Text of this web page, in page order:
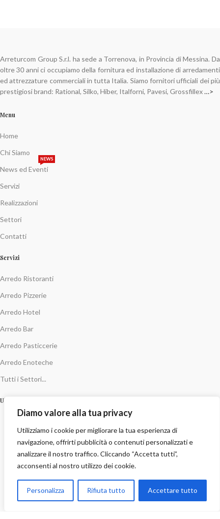
Diamo valore alla tua privacy
Utilizziamo i cookie per migliorare la tua esperienza di
navigazione, offrirti pubblicità o contenuti personalizzati e
analizzare il nostro traffico. Cliccando “Accetta tutti”,
acconsenti al nostro utilizzo dei cookie.
Personalizza Rifiuta tutto Accettare tutto
Arreturcom Group S.r.l. ha sede a Torrenova, in Provincia di Messina. Da
oltre 30 anni ci occupiamo della fornitura ed installazione di arredamenti
ed attrezzature commerciali in tutta Italia. Siamo fornitori ufficiali dei più
prestigiosi brand: Rational, Silko, Hiber, Italforni, Pavesi, Grossfillex…>
Menu
Home
Chi Siamo
News ed Eventi
NEWS
Servizi
Realizzazioni
Settori
Contatti
Servizi
Arredo Ristoranti
Arredo Pizzerie
Arredo Hotel
Arredo Bar
Arredo Pasticcerie
Arredo Enoteche
Tutti i Settori...
Ultimi Lavori
Nopturna Capo d’Orlando